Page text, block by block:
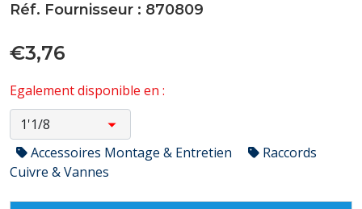
Réf. Fournisseur : 870809
€3,76
Egalement disponible en :
Accessoires Montage & Entretien
Raccords
Cuivre & Vannes